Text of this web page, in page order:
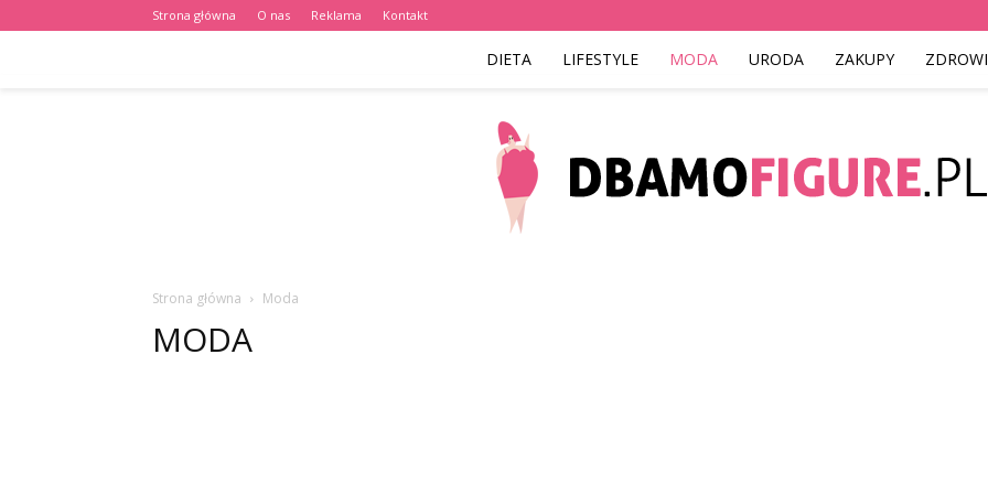
Strona główna O nas Reklama Kontakt
DIETA LIFESTYLE MODA URODA ZAKUPY
Strona główna Moda
MODA